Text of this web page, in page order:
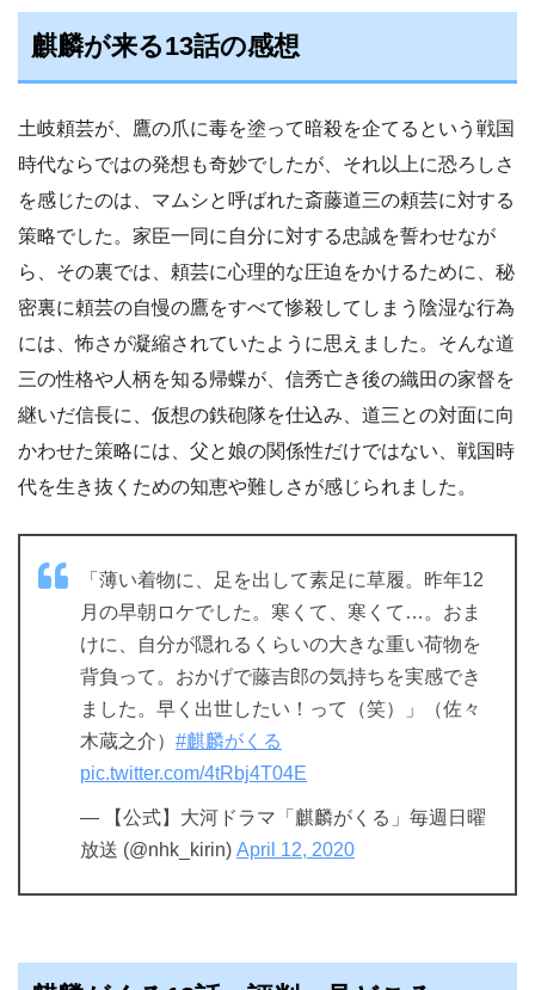
麒麟が来る13話の感想
土岐頼芸が、鷹の爪に毒を塗って暗殺を企てるという戦国
時代ならではの発想も奇妙でしたが、それ以上に恐ろしさ
を感じたのは、マムシと呼ばれた斎藤道三の頼芸に対する
策略でした。家臣一同に自分に対する忠誠を誓わせなが
ら、その裏では、頼芸に心理的な圧迫をかけるために、秘
密裏に頼芸の自慢の鷹をすべて惨殺してしまう陰湿な行為
には、怖さが凝縮されていたように思えました。そんな道
三の性格や人柄を知る帰蝶が、信秀亡き後の織田の家督を
継いだ信長に、仮想の鉄砲隊を仕込み、道三との対面に向
かわせた策略には、父と娘の関係性だけではない、戦国時
代を生き抜くための知恵や難しさが感じられました。
「薄い着物に、足を出して素足に草履。昨年12
月の早朝ロケでした。寒くて、寒くて…。おま
けに、自分が隠れるくらいの大きな重い荷物を
背負って。おかげで藤吉郎の気持ちを実感でき
ました。早く出世したい！って（笑）」（佐々
木蔵之介） #麒麟がくる
pic.twitter.com/4tRbj4T04E
— 【公式】大河ドラマ「麒麟がくる」毎週日曜
放送 (@nhk_kirin) April 12, 2020